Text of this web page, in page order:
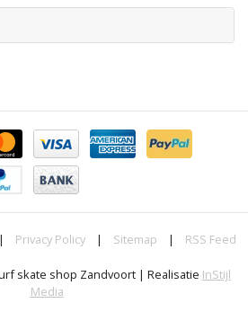
| Privacy Policy | Sitemap | RSS Feed
skate shop Zandvoort | Realisatie InStijl
Media